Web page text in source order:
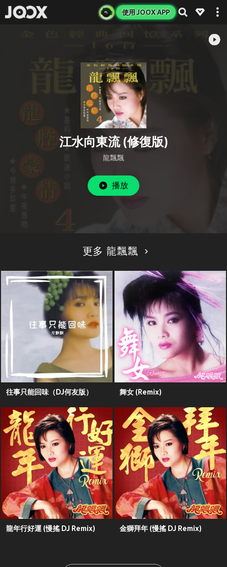
使用 JOOX APP
江水向東流 (修復版)
龍飄飄
播放
更多 龍飄飄
往事只能回味（DJ何友版） 舞女 (Remix)
龍年行好運 (慢搖 DJ Remix) 金獅拜年 (慢搖 DJ Remix)